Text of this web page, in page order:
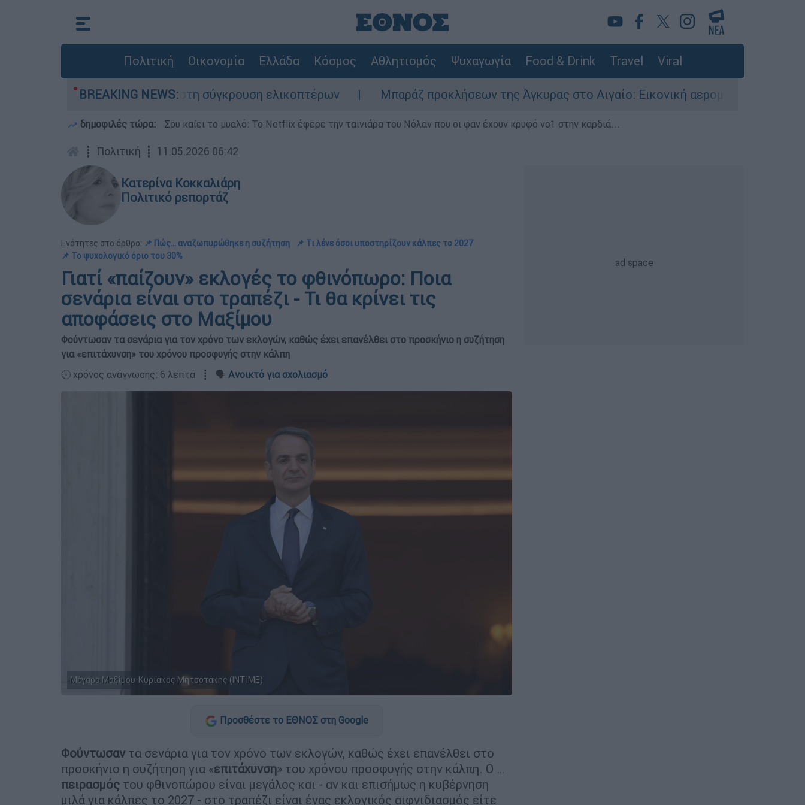
Πολιτική Οικονομία Ελλάδα Κόσμος Αθλητισμός Ψυχαγωγία Food & Drink Travel Viral
BREAKING NEWS:
έχασε τη ζωή του στη σύγκρουση ελικοπτέρων Μπαράζ προκλήσεων της Άγκυρας στο Αιγαίο: Εικονική αερομαχία ανάμεσα σε ελληνικά
δημοφιλές τώρα: Σου καίει το μυαλό: Το Netflix έφερε την ταινιάρα του Νόλαν που οι φαν έχουν κρυφό νο1 στην καρδιά...
┋ Πολιτική ┋ 11.05.2026 06:42
Κατερίνα Κοκκαλιάρη
Πολιτικό ρεπορτάζ
Ενότητες στο άρθρο: 📌 Πώς... αναζωπυρώθηκε η συζήτηση
📌 Τι λένε όσοι υποστηρίζουν κάλπες το 2027
📌 Το ψυχολογικό όριο του 30%
Γιατί «παίζουν» εκλογές το φθινόπωρο: Ποια
σενάρια είναι στο τραπέζι - Τι θα κρίνει τις
αποφάσεις στο Μαξίμου
Φούντωσαν τα σενάρια για τον χρόνο των εκλογών, καθώς έχει επανέλθει στο προσκήνιο η συζήτηση
για «επιτάχυνση» του χρόνου προσφυγής στην κάλπη
🕛 χρόνος ανάγνωσης: 6 λεπτά ┋ 🗣️ Ανοικτό για σχολιασμό
Μέγαρο Μαξίμου-Κυριάκος Μητσοτάκης (ΙΝΤΙΜΕ)
Προσθέστε το ΕΘΝΟΣ στη Google
Φούντωσαν τα σενάρια για τον χρόνο των εκλογών, καθώς έχει επανέλθει στο
προσκήνιο η συζήτηση για «επιτάχυνση» του χρόνου προσφυγής στην κάλπη. Ο …
πειρασμός του φθινοπώρου είναι μεγάλος και - αν και επισήμως η κυβέρνηση
μιλά για κάλπες το 2027 - στο τραπέζι είναι ένας εκλογικός αιφνιδιασμός είτε